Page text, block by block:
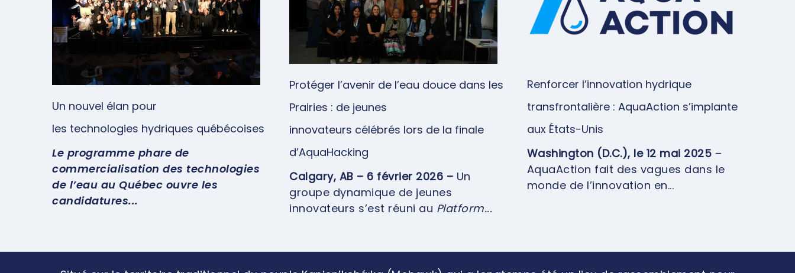
Un nouvel élan pour
les technologies hydriques québécoises
Le programme phare de
commercialisation des technologies
de l’eau au Québec ouvre les
candidatures...
Protéger l’avenir de l’eau douce dans les
Prairies : de jeunes
innovateurs célébrés lors de la finale
d’AquaHacking
Calgary, AB – 6 février 2026 – Un
groupe dynamique de jeunes
innovateurs s’est réuni au Platform...
Renforcer l’innovation hydrique
transfrontalière : AquaAction s’implante
aux États-Unis
Washington (D.C.), le 12 mai 2025 –
AquaAction fait des vagues dans le
monde de l’innovation en...